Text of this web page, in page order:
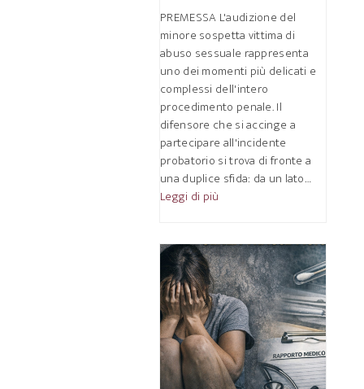
PREMESSA L'audizione del
minore sospetta vittima di
abuso sessuale rappresenta
uno dei momenti più delicati e
complessi dell'intero
procedimento penale. Il
difensore che si accinge a
partecipare all'incidente
probatorio si trova di fronte a
una duplice sfida: da un lato…
Leggi di più